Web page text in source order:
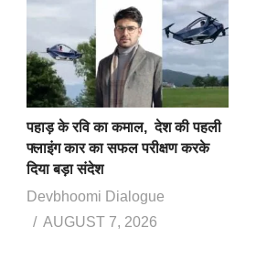
पहाड़ के रवि का कमाल, देश की पहली
फ्लाइंग कार का सफल परीक्षण करके
दिया बड़ा संदेश
Devbhoomi Dialogue
AUGUST 7, 2026